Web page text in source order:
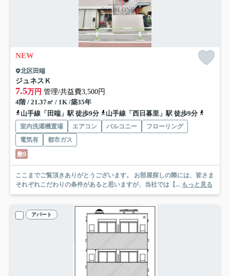
NEW
北区田端
ジュネスＫ
7.5万円 管理/共益費3,500円
4階 / 21.37㎡ / 1K /築35年
山手線「田端」駅 徒歩9分
山手線「西日暮里」駅 徒歩9分
室内洗濯機置場 エアコン バルコニー
フローリング
電気有
都市ガス
敷0
ここまでご覧頂きありがとうございます。 お部屋探しの際には、皆さま
それぞれこだわりの条件があると思いますが、当社では【... もっと見る
アパート